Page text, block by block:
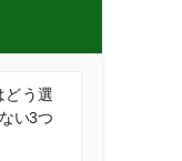
どう選
い3つ